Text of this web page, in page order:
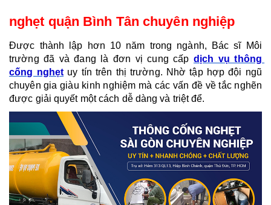
nghẹt quận Bình Tân chuyên nghiệp
Được thành lập hơn 10 năm trong ngành, Bác sĩ Môi
trường đã và đang là đơn vị cung cấp dịch vụ thông
cống nghẹt uy tín trên thị trường. Nhờ tập hợp đội ngũ
chuyên gia giàu kinh nghiệm mà các vấn đề về tắc nghẽn
được giải quyết một cách dễ dàng và triệt để.